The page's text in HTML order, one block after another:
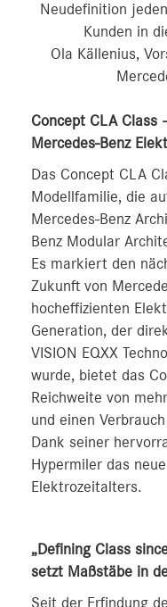
Neudefinition
Kunden in
Ola Källenius,
Concept CLA Class
Mercedes-Benz
Das Concept CLA
Modellfamilie, die
Mercedes-Benz
Benz Modular
Es markiert den
Zukunft von
hocheffizienten
Generation, der
VISION EQXX
wurde, bietet das
Reichweite von
und einen
Dank seiner
Hypermiler das
Elektrozeitalters.
„Defining Class
setzt Maßstäbe in
Seit der Erfindung